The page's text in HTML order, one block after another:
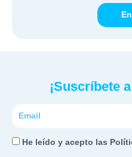
¡Suscríbete
Correo
He He leído y acepto las